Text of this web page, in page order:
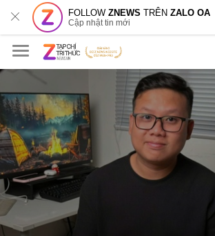
FOLLOWZNEWS TRÊNZALO OA
Cập nhật tin mới